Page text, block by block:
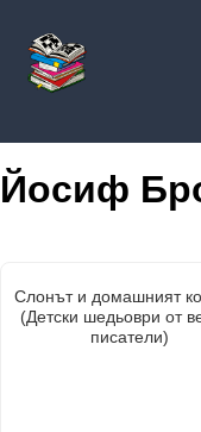
Йосиф
Слонът и домашният
(Детски шедьоври от
писатели)